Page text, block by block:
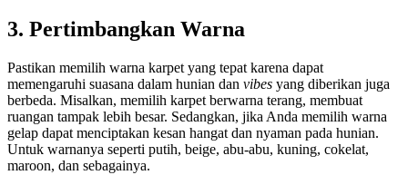
3. Pertimbangkan Warna
Pastikan memilih warna karpet yang tepat karena dapat
memengaruhi suasana dalam hunian dan vibes yang diberikan juga
berbeda. Misalkan, memilih karpet berwarna terang, membuat
ruangan tampak lebih besar. Sedangkan, jika Anda memilih warna
gelap dapat menciptakan kesan hangat dan nyaman pada hunian.
Untuk warnanya seperti putih, beige, abu-abu, kuning, cokelat,
maroon, dan sebagainya.